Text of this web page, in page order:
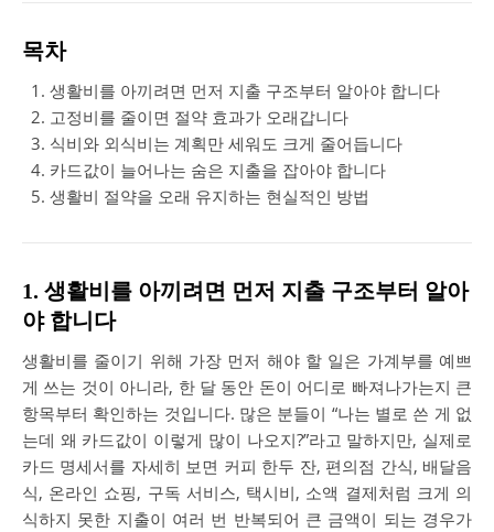
목차
생활비를 아끼려면 먼저 지출 구조부터 알아야 합니다
고정비를 줄이면 절약 효과가 오래갑니다
식비와 외식비는 계획만 세워도 크게 줄어듭니다
카드값이 늘어나는 숨은 지출을 잡아야 합니다
생활비 절약을 오래 유지하는 현실적인 방법
1. 생활비를 아끼려면 먼저 지출 구조부터 알아
야 합니다
생활비를 줄이기 위해 가장 먼저 해야 할 일은 가계부를 예쁘
게 쓰는 것이 아니라, 한 달 동안 돈이 어디로 빠져나가는지 큰
항목부터 확인하는 것입니다. 많은 분들이 “나는 별로 쓴 게 없
는데 왜 카드값이 이렇게 많이 나오지?”라고 말하지만, 실제로
카드 명세서를 자세히 보면 커피 한두 잔, 편의점 간식, 배달음
식, 온라인 쇼핑, 구독 서비스, 택시비, 소액 결제처럼 크게 의
식하지 못한 지출이 여러 번 반복되어 큰 금액이 되는 경우가